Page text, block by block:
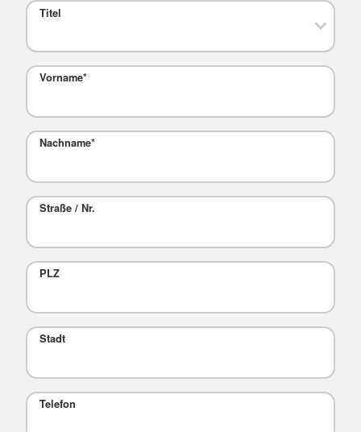
Titel
Vorname*
Nachname*
Straße / Nr.
PLZ
Stadt
Telefon